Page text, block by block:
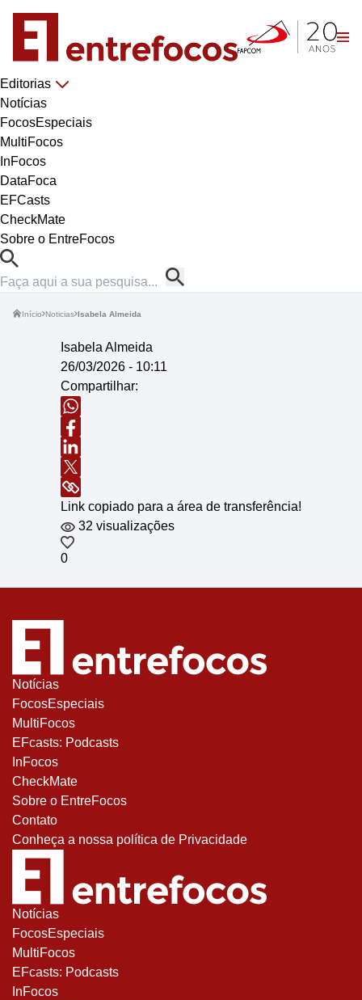
Editorias
Notícias
FocosEspeciais
MultiFocos
InFocos
DataFoca
EFCasts
CheckMate
Sobre o EntreFocos
Início Noticias Isabela Almeida
Isabela Almeida
26/03/2026 - 10:11
Compartilhar:
Link copiado para a área de transferência!
32 visualizações
0
Notícias
FocosEspeciais
MultiFocos
EFcasts: Podcasts
InFocos
CheckMate
Sobre o EntreFocos
Contato
Conheça a nossa política de Privacidade
Notícias
FocosEspeciais
MultiFocos
EFcasts: Podcasts
InFocos